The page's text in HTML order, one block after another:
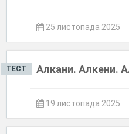
25 листопада 2025
ТЕСТ Алкани. Алкени.
19 листопада 2025